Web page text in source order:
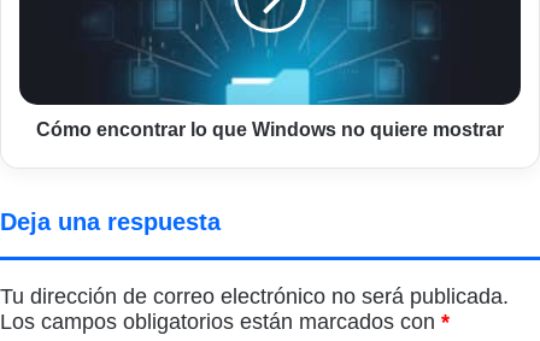
Cómo encontrar lo que Windows no quiere mostrar
Deja una respuesta
Tu dirección de correo electrónico no será publicada.
Los campos obligatorios están marcados con *